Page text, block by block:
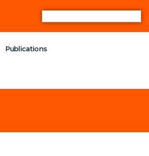
Publications